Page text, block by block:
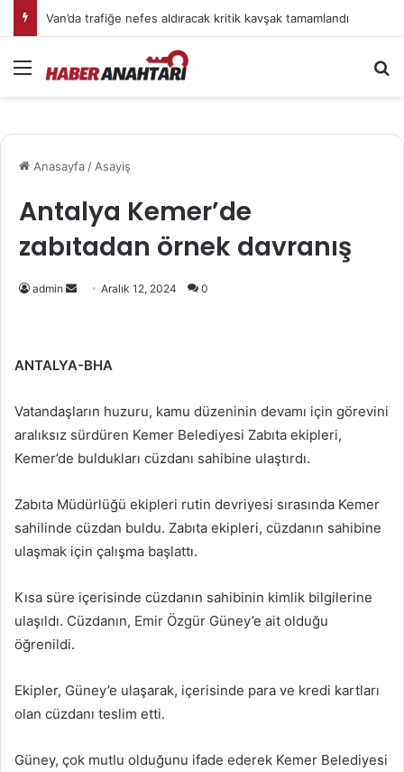
Van’da trafiğe nefes aldıracak kritik kavşak tamamlandı
Menü
Anasayfa/Asayiş
Antalya Kemer’de
zabıtadan örnek davranış
admin
Bir
Aralık 12, 2024 0
ANTALYA-BHA
Vatandaşların huzuru, kamu düzeninin devamı için görevini
aralıksız sürdüren Kemer Belediyesi Zabıta ekipleri,
Kemer’de buldukları cüzdanı sahibine ulaştırdı.
Zabıta Müdürlüğü ekipleri rutin devriyesi sırasında Kemer
sahilinde cüzdan buldu. Zabıta ekipleri, cüzdanın sahibine
ulaşmak için çalışma başlattı.
Kısa süre içerisinde cüzdanın sahibinin kimlik bilgilerine
ulaşıldı. Cüzdanın, Emir Özgür Güney’e ait olduğu
öğrenildi.
Ekipler, Güney’e ulaşarak, içerisinde para ve kredi kartları
olan cüzdanı teslim etti.
Güney, çok mutlu olduğunu ifade ederek Kemer Belediyesi